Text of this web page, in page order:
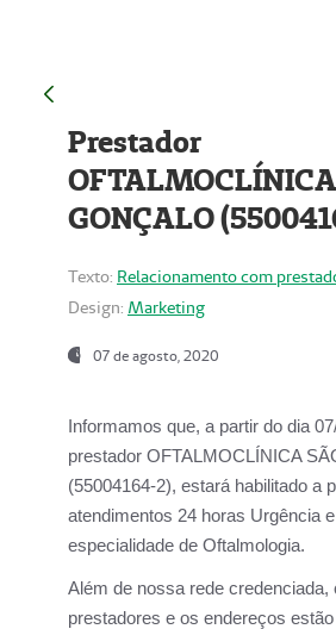
Prestador
GONÇALO
Texto: Relacionamento com
Design: Marketing
07 de agosto, 2020
Informamos que, a partir do dia
prestador OFTALMOCLÍNICA
(55004164-2), estará habilitado a
atendimentos 24 horas Urgência
especialidade de Oftalmologia.
Além de nossa rede credenciada,
prestadores e os endereços